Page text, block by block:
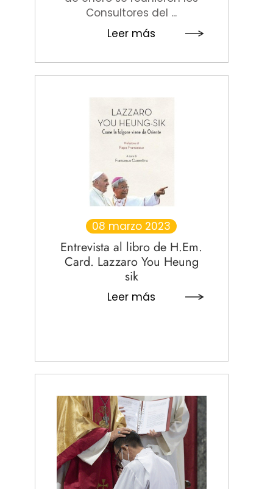
Consultores del ...
Leer más
08 marzo 2023
Entrevista al libro de H.Em.
Card. Lazzaro You Heung
sik
Leer más